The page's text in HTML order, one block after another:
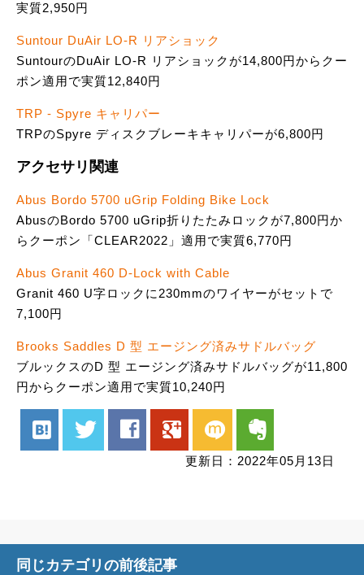
実質2,950円
Suntour DuAir LO-R リアショック
SuntourのDuAir LO-R リアショックが14,800円からクー
ポン適用で実質12,840円
TRP - Spyre キャリパー
TRPのSpyre ディスクブレーキキャリパーが6,800円
アクセサリ関連
Abus Bordo 5700 uGrip Folding Bike Lock
AbusのBordo 5700 uGrip折りたたみロックが7,800円か
らクーポン「CLEAR2022」適用で実質6,770円
Abus Granit 460 D-Lock with Cable
Granit 460 U字ロックに230mmのワイヤーがセットで
7,100円
Brooks Saddles D 型 エージング済みサドルバッグ
ブルックスのD 型 エージング済みサドルバッグが11,800
円からクーポン適用で実質10,240円
hatenabookmark twitter facebook google mixi evernote
更新日：2022年05月13日
同じカテゴリの前後記事